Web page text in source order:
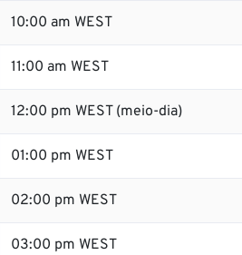
10:00 am WEST
11:00 am WEST
12:00 pm WEST (meio-dia)
01:00 pm WEST
02:00 pm WEST
03:00 pm WEST